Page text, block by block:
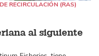
al siguiente
RECIRCULACIÓN (RAS)